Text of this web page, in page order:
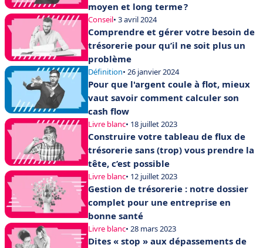
moyen et long terme ?
Conseil• 3 avril 2024
Comprendre et gérer votre besoin de
trésorerie pour qu’il ne soit plus un
problème
Définition• 26 janvier 2024
Pour que l'argent coule à flot, mieux
vaut savoir comment calculer son
cash flow
Livre blanc• 18 juillet 2023
Construire votre tableau de flux de
trésorerie sans (trop) vous prendre la
tête, c’est possible
Livre blanc• 12 juillet 2023
Gestion de trésorerie : notre dossier
complet pour une entreprise en
bonne santé
Livre blanc• 28 mars 2023
Dites « stop » aux dépassements de